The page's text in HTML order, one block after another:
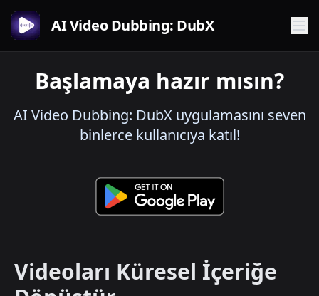
AI Video Dubbing: DubX
Başlamaya hazır mısın?
AI Video Dubbing: DubX uygulamasını seven
binlerce kullanıcıya katıl!
Videoları Küresel İçeriğe